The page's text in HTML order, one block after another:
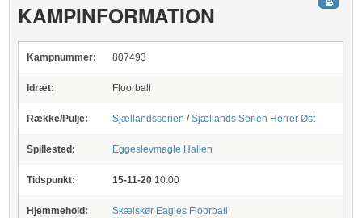
KAMPINFORMATION
Kampnummer: 807493
Idræt: Floorball
Række/Pulje: Sjællandsserien /Sjællands Serien Herrer Øst
Spillested: Eggeslevmagle Hallen
Tidspunkt: 15-11-20 10:00
Hjemmehold: Skælskør Eagles Floorball